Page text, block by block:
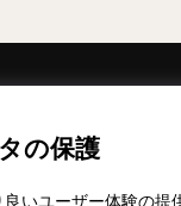
の保護
いユーザー体験の